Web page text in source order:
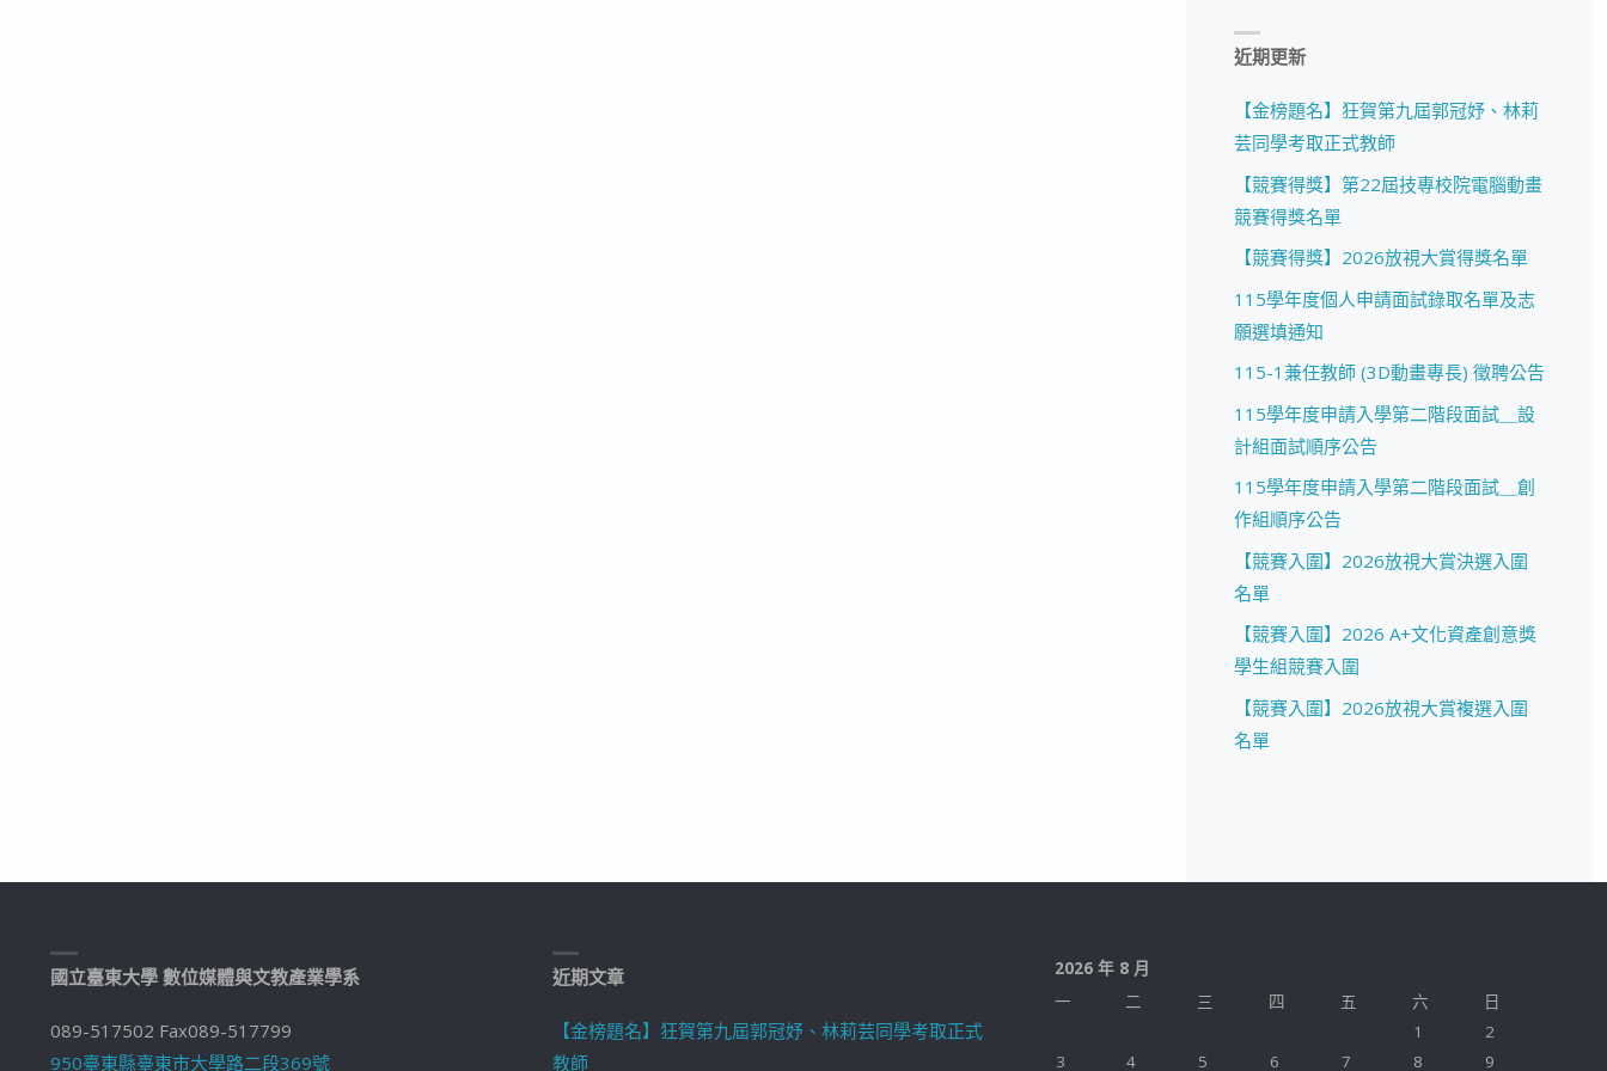
近期更新
【金榜題名】狂賀第九屆郭冠妤、林莉
芸同學考取正式教師
【競賽得獎】第22屆技專校院電腦動畫
競賽得獎名單
【競賽得獎】2026放視大賞得獎名單
115學年度個人申請面試錄取名單及志
願選填通知
115-1兼任教師 (3D動畫專長) 徵聘公告
115學年度申請入學第二階段面試＿設
計組面試順序公告
115學年度申請入學第二階段面試＿創
作組順序公告
【競賽入圍】2026放視大賞決選入圍
名單
【競賽入圍】2026 A+文化資產創意獎
學生組競賽入圍
【競賽入圍】2026放視大賞複選入圍
名單
國立臺東大學 數位媒體與文教產業學系
089-517502 Fax089-517799
950臺東縣臺東市大學路二段369號
近期文章
【金榜題名】狂賀第九屆郭冠妤、林莉芸同學考取正式
教師
2026 年 8 月
一
二 三 四 五 六
日
1
2
3
4 5 6 7 8 9